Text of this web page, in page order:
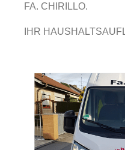
FA. CHIRILLO.
IHR